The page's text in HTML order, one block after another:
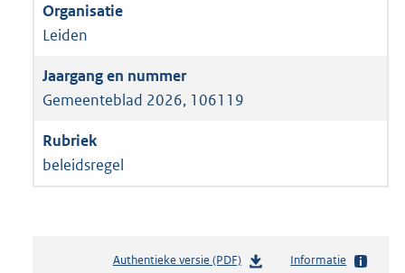
Leiden
Gemeenteblad 2026, 106119
beleidsregel
Authentieke versie (PDF)b
Informatie